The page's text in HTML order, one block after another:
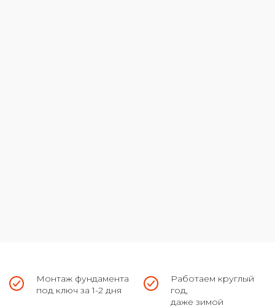
Монтаж фундамента
под ключ за 1-2 дня
Работаем круглый
год,
даже зимой